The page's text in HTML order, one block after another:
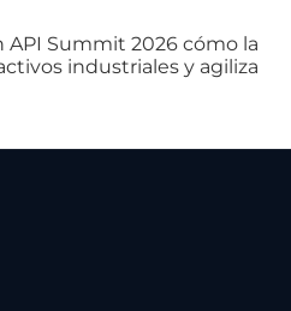
API Summit 2026 cómo la
industriales y agiliza